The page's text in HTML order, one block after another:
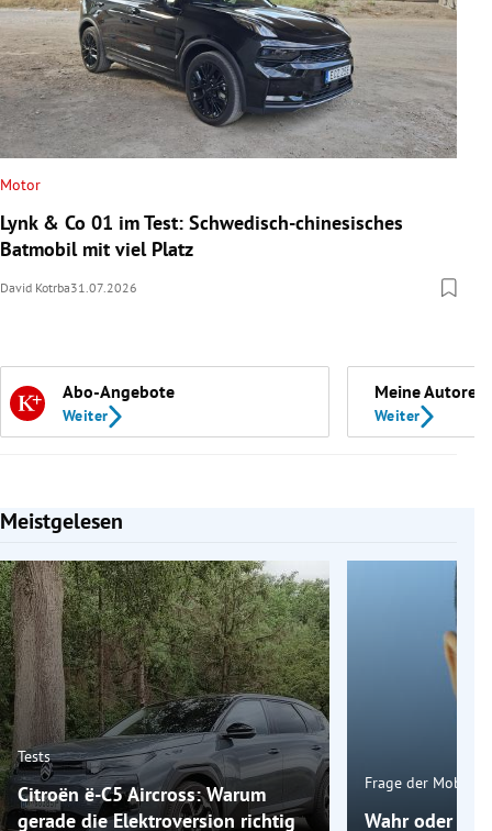
Motor
Lynk & Co 01 im Test: Schwedisch-chinesisches
Batmobil mit viel Platz
David Kotrba31.07.2026
Abo-Angebote
Weiter
Meine Autoren
Weiter
Meistgelesen
Slide 1 von 7
Tests
Citroën ë-C5 Aircross: Warum
gerade die Elektroversion richtig
Frage der
Wahr oder